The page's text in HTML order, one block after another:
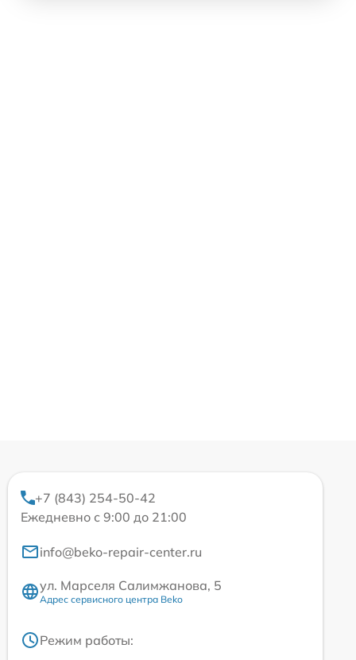
+7 (843) 254-50-42
Ежедневно с 9:00 до 21:00
info@beko-repair-center.ru
ул. Марселя Салимжанова, 5
Адрес сервисного центра Beko
Режим работы: